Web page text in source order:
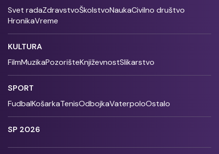
Svet radaZdravstvoŠkolstvoNaukaCivilno društvo
HronikaVreme
KULTURA
FilmMuzikaPozorišteKnjiževnostSlikarstvo
SPORT
FudbalKošarkaTenisOdbojkaVaterpoloOstalo
SP 2026